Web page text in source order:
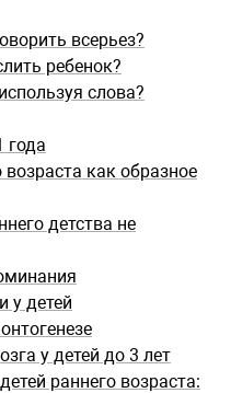
всерьез?
ребенок?
слова?
года
возраста как образное
детства не
у детей
у детей до 3 лет
раннего возраста: